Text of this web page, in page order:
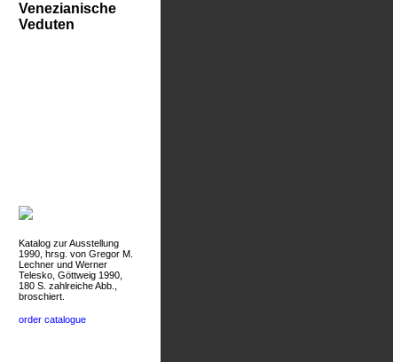
Venezianische
Veduten
Katalog zur Ausstellung
1990, hrsg. von Gregor M.
Lechner und Werner
Telesko, Göttweig 1990,
180 S. zahlreiche Abb.,
broschiert.
order catalogue